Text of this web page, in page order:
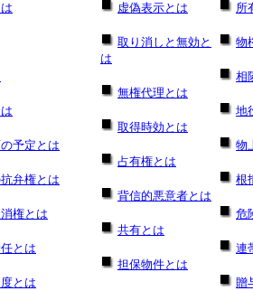
予定とは
弁権とは
権とは
とは
とは
虚偽表示とは
取り消しと無効と
は
無権代理とは
取得時効とは
占有権とは
背信的悪意者とは
共有とは
担保物件とは
所
物
相
地
物
根
危
連
贈